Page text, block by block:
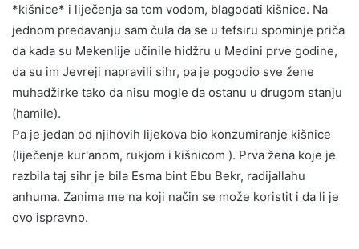
*kišnice* i liječenja sa tom vodom, blagodati kišnice. Na
jednom predavanju sam čula da se u tefsiru spominje priča
da kada su Mekenlije učinile hidžru u Medini prve godine,
da su im Jevreji napravili sihr, pa je pogodio sve žene
muhadžirke tako da nisu mogle da ostanu u drugom stanju
(hamile).
Pa je jedan od njihovih lijekova bio konzumiranje kišnice
(liječenje kur'anom, rukjom i kišnicom ). Prva žena koje je
razbila taj sihr je bila Esma bint Ebu Bekr, radijallahu
anhuma. Zanima me na koji način se može koristit i da li je
ovo ispravno.